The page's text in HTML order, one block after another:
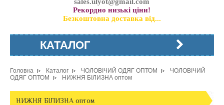
Рекордно низькі ціни!
Безкоштовна доставка від...
КАТАЛОГ
Головна Каталог ЧОЛОВІЧИЙ ОДЯГ ОПТОМ
ЧОЛОВІЧИЙ
ОДЯГ ОПТОМ
НИЖНЯ БІЛИЗНА оптом
НИЖНЯ БІЛИЗНА оптом